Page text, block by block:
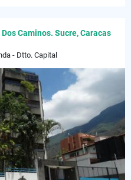
Caminos. Sucre, Caracas
- Dtto. Capital